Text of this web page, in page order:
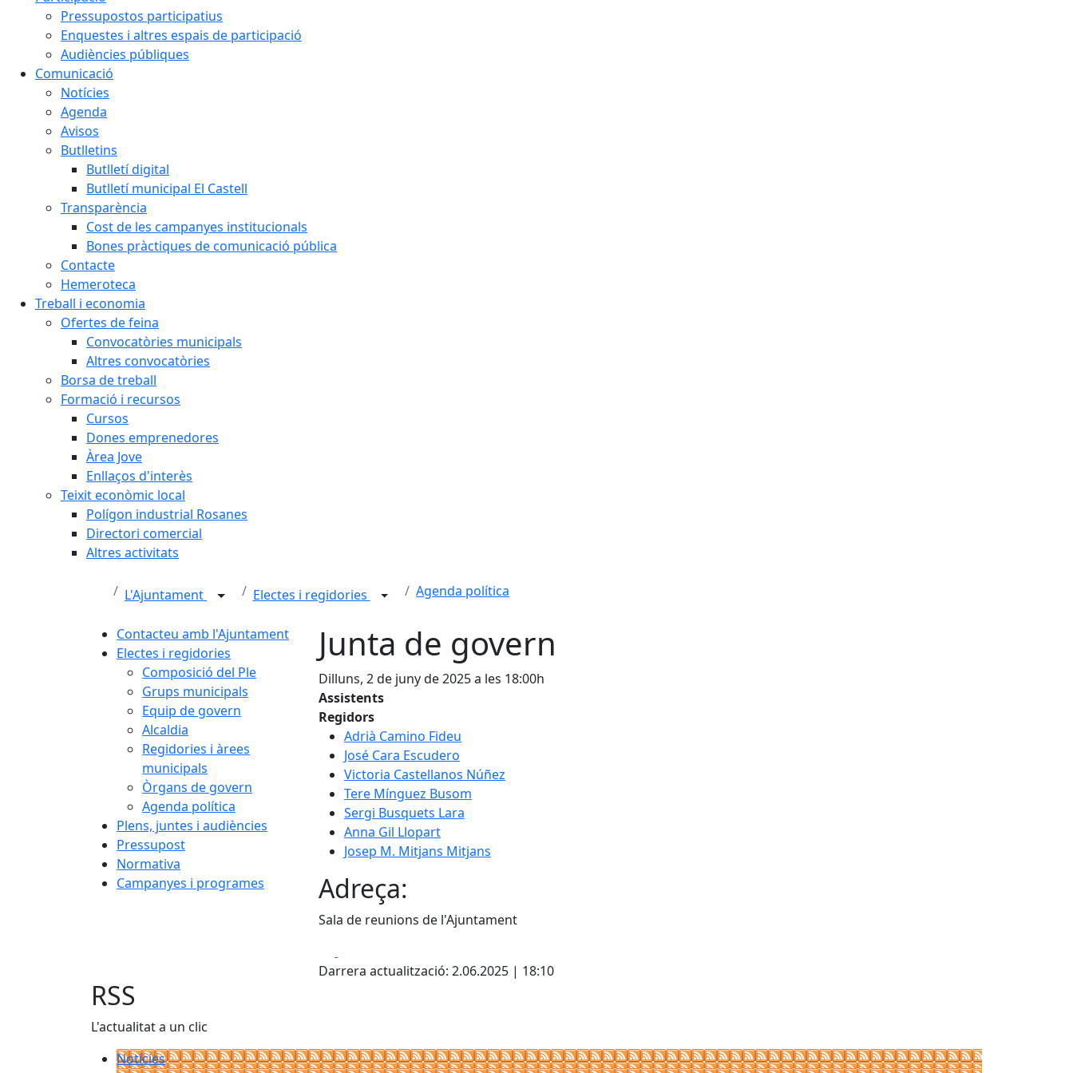
Pressupostos participatius
Enquestes i altres espais de participació
Audiències públiques
Comunicació
Notícies
Agenda
Avisos
Butlletins
Butlletí digital
Butlletí municipal El Castell
Transparència
Cost de les campanyes institucionals
Bones pràctiques de comunicació pública
Contacte
Hemeroteca
Treball i economia
Ofertes de feina
Convocatòries municipals
Altres convocatòries
Borsa de treball
Formació i recursos
Cursos
Dones emprenedores
Àrea Jove
Enllaços d'interès
Teixit econòmic local
Polígon industrial Rosanes
Directori comercial
Altres activitats
L'Ajuntament Electes i regidories Agenda política
Contacteu amb l'Ajuntament
Electes i regidories
Composició del Ple
Grups municipals
Equip de govern
Alcaldia
Regidories i àrees
municipals
Òrgans de govern
Agenda política
Plens, juntes i audiències
Pressupost
Normativa
Campanyes i programes
Junta de govern
Dilluns, 2 de juny de 2025 a les 18:00h
Assistents
Regidors
Adrià Camino Fideu
José Cara Escudero
Victoria Castellanos Núñez
Tere Mínguez Busom
Sergi Busquets Lara
Anna Gil Llopart
Josep M. Mitjans Mitjans
Adreça:
Sala de reunions de l'Ajuntament
Darrera actualització: 2.06.2025 | 18:10
RSS
L'actualitat a un clic
Notícies